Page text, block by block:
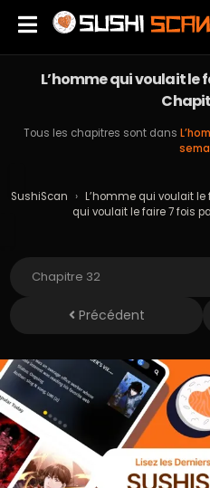
L’homme qui voulait le
Tous les chapitres sont dans
SushiScan › L’homme qui voulait
qui voulait le faire 7 fois
Précédent